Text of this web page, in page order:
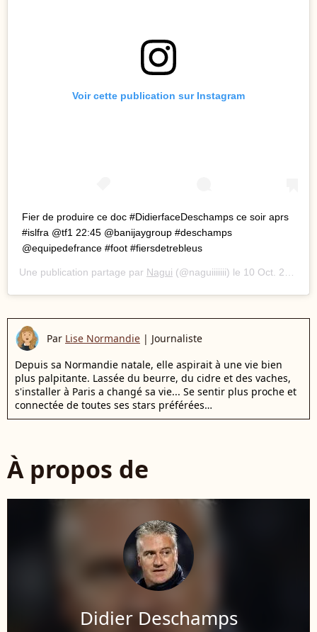
Voir cette publication sur Instagram
Fier de produire ce doc #DidierfaceDeschamps ce soir aprs
#islfra @tf1 22:45 @banijaygroup #deschamps
@equipedefrance #foot #fiersdetrebleus
Une publication partage par Nagui (@naguiiiiiii) le 10 Oct. 2019 4 :13 PDT
Par Lise Normandie | Journaliste
Depuis sa Normandie natale, elle aspirait à une vie bien
plus palpitante. Lassée du beurre, du cidre et des vaches,
s'installer à Paris a changé sa vie... Se sentir plus proche et
connectée de toutes ses stars préférées…
À propos de
Didier Deschamps